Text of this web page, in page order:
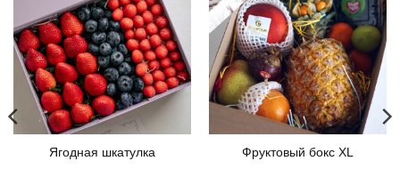
Ягодная шкатулка Фруктовый бокс XL